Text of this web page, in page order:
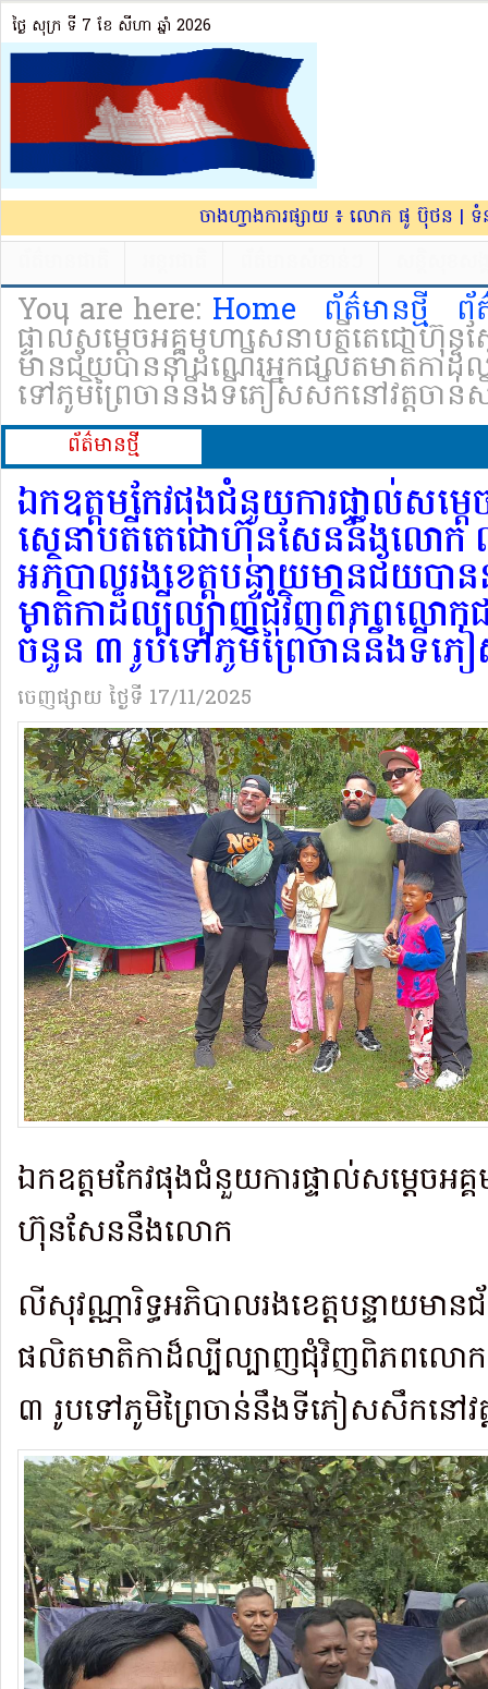
ថ្ងៃ សុក្រ ទី 7​ ខែ សីហា ឆ្នាំ 2026
ចាងហ្វាងការផ្សាយ ៖ លោក ផូ ប៊ុថន |
You are here: Home ព័ត៌មានថ្មី ព័
ផ្ទាល់សម្ដេចអគ្គមហាសេនាបតីតេជោហ៊ុន
មានជ័យបាននាំដំណើរអ្នកផលិតមាតិកា
ទៅភូមិព្រៃចាន់នឹងទីភៀសសឹកនៅវត្តចាន់
ព័ត៌មាន​ថ្មី
ឯកឧត្តមកែវផុងជំនួយការផ្ទាល់សម្ដ
សេនាបតីតេជោហ៊ុនសែននឹងលោក លី
អភិបាលរងខេត្តបន្ទាយមានជ័យបា
មាតិកាដ៏ល្បីល្បាញជុំវិញពិភពលោកជ
ចំនួន ៣ រូបទៅភូមិព្រៃចាន់នឹងទីភ
ចេញផ្សាយ ថ្ងៃទី 17/11/2025
ឯកឧត្តមកែវផុងជំនួយការផ្ទាល់សម្ដេចអ
ហ៊ុនសែននឹងលោក
លីសុវណ្ណារិទ្ធអភិបាលរងខេត្តបន្ទាយមា
ផលិតមាតិកាដ៏ល្បីល្បាញជុំវិញពិភពលោក
៣ រូបទៅភូមិព្រៃចាន់នឹងទីភៀសសឹកនៅវ